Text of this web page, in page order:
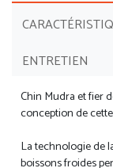
ENTRETIEN
Chin Mudra et fier
conception de
La technologie de
boissons froides